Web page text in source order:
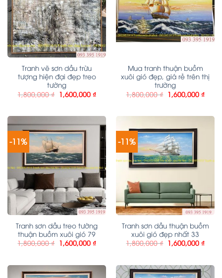
Tranh vẽ sơn dầu trừu
tượng hiện đại đẹp treo
tường
1,800,000₫ 1,600,000 ₫
Mua tranh thuận buồm
xuôi gió đẹp, giá rẻ trên thị
trường
1,800,000₫ 1,600,000 ₫
-11%
Tranh sơn dầu treo tường
thuận buồm xuôi gió 79
1,800,000₫ 1,600,000 ₫
-11%
Tranh sơn dầu thuận buồm
xuôi gió đẹp nhất 33
1,800,000₫ 1,600,000 ₫